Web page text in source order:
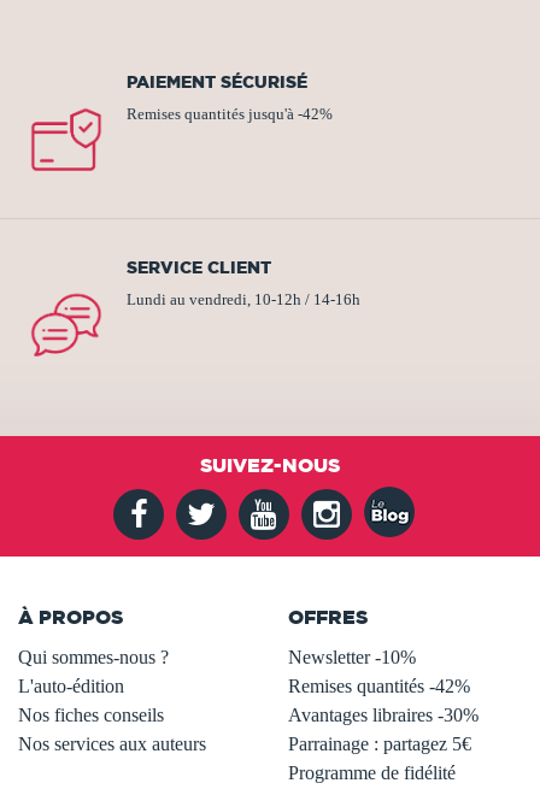
PAIEMENT SÉCURISÉ
Remises quantités jusqu'à -42%
SERVICE CLIENT
Lundi au vendredi, 10-12h / 14-16h
SUIVEZ-NOUS
À PROPOS
Qui sommes-nous ?
L'auto-édition
Nos fiches conseils
Nos services aux auteurs
OFFRES
Newsletter -10%
Remises quantités -42%
Avantages libraires -30%
Parrainage : partagez 5€
Programme de fidélité